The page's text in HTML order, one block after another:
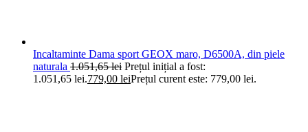
Incaltaminte Dama sport GEOX maro, D6500A, din piele
naturala 1.051,65lei Prețul inițial a fost:
1.051,65 lei.779,00 leiPrețul curent este: 779,00 lei.